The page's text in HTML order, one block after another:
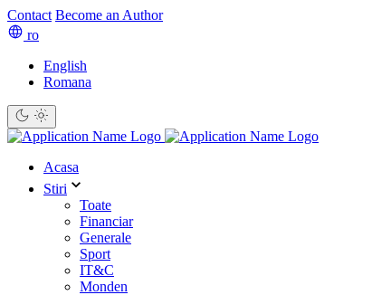
Contact Become an Author
ro
English
Romana
Acasa
Stiri
Toate
Financiar
Generale
Sport
IT&C
Monden